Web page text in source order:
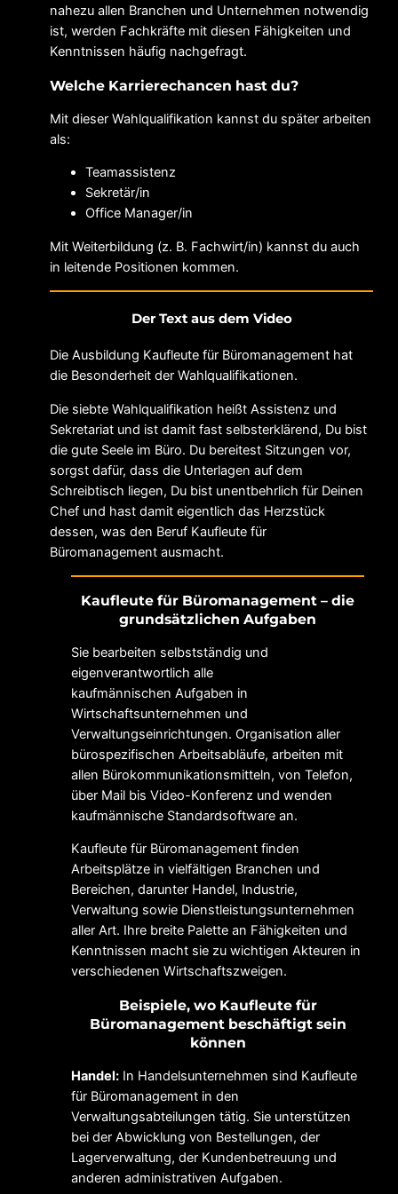
nahezu allen Branchen und Unternehmen notwendig
ist, werden Fachkräfte mit diesen Fähigkeiten und
Kenntnissen häufig nachgefragt.
Welche Karrierechancen hast du?
Mit dieser Wahlqualifikation kannst du später arbeiten
als:
Teamassistenz
Sekretär/in
Office Manager/in
Mit Weiterbildung (z. B. Fachwirt/in) kannst du auch
in leitende Positionen kommen.
Der Text aus dem Video
Die Ausbildung Kaufleute für Büromanagement hat
die Besonderheit der Wahlqualifikationen.
Die siebte Wahlqualifikation heißt Assistenz und
Sekretariat und ist damit fast selbsterklärend, Du bist
die gute Seele im Büro. Du bereitest Sitzungen vor,
sorgst dafür, dass die Unterlagen auf dem
Schreibtisch liegen, Du bist unentbehrlich für Deinen
Chef und hast damit eigentlich das Herzstück
dessen, was den Beruf Kaufleute für
Büromanagement ausmacht.
Kaufleute für Büromanagement – die
grundsätzlichen Aufgaben
Sie bearbeiten selbstständig und
eigenverantwortlich alle
kaufmännischen Aufgaben in
Wirtschaftsunternehmen und
Verwaltungseinrichtungen. Organisation aller
bürospezifischen Arbeitsabläufe, arbeiten mit
allen Bürokommunikationsmitteln, von Telefon,
über Mail bis Video-Konferenz und wenden
kaufmännische Standardsoftware an.
Kaufleute für Büromanagement finden
Arbeitsplätze in vielfältigen Branchen und
Bereichen, darunter Handel, Industrie,
Verwaltung sowie Dienstleistungsunternehmen
aller Art. Ihre breite Palette an Fähigkeiten und
Kenntnissen macht sie zu wichtigen Akteuren in
verschiedenen Wirtschaftszweigen.
Beispiele, wo Kaufleute für
Büromanagement beschäftigt sein
können
Handel: In Handelsunternehmen sind Kaufleute
für Büromanagement in den
Verwaltungsabteilungen tätig. Sie unterstützen
bei der Abwicklung von Bestellungen, der
Lagerverwaltung, der Kundenbetreuung und
anderen administrativen Aufgaben.